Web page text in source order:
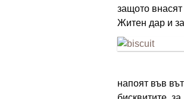
защото
Житен дар и
напоят във